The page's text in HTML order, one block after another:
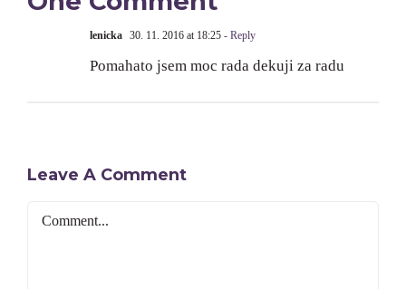
lenicka 30. 11. 2016 at 18:25- Reply
Pomahato jsem moc rada dekuji za radu
Leave A Comment
Comment